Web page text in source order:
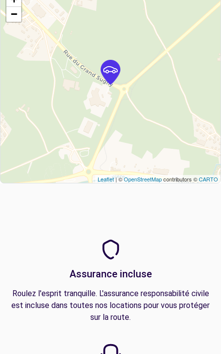
−
Leaflet| ©OpenStreetMapcontributors ©CARTO
Assurance incluse
Roulez l'esprit tranquille. L'assurance responsabilité civile
est incluse dans toutes nos locations pour vous protéger
sur la route.